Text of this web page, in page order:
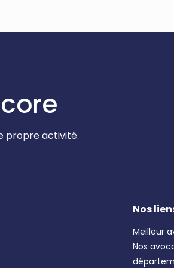
propre activité.
Nos
Meilleur
Nos